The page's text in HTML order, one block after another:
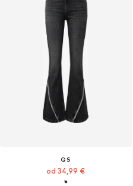
QS
od 34,99 €